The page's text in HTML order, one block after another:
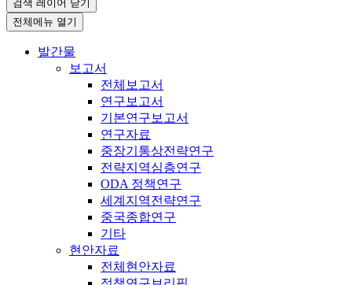
검색 레이어 닫기
전체메뉴 열기
발간물
보고서
전체보고서
연구보고서
기본연구보고서
연구자료
중장기통상전략연구
전략지역심층연구
ODA 정책연구
세계지역전략연구
중국종합연구
기타
현안자료
전체현안자료